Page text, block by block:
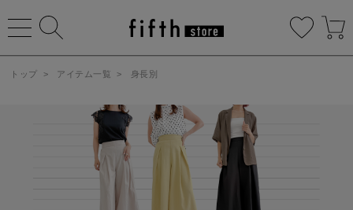
トップ > アイテム一覧 > 身長別